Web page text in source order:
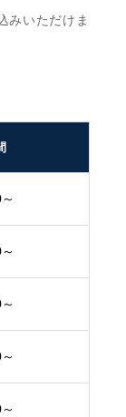
みいただけま
～
～
～
～
～